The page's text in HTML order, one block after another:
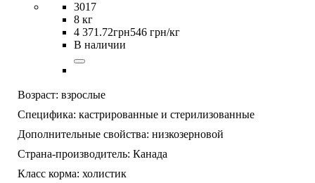
3017
8 кг
4 371 .72грн546 грн/кг
В наличии
Возраст: взрослые
Специфика: кастрированные и стерилизованные
Дополнительные свойства: низкозерновой
Страна-производитель: Канада
Класс корма: холистик